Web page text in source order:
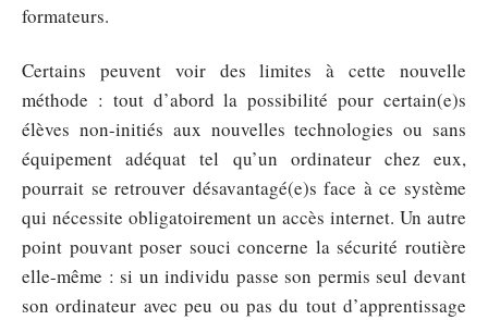
formateurs.
Certains peuvent voir des limites à cette nouvelle
méthode : tout d’abord la possibilité pour certain(e)s
élèves non-initiés aux nouvelles technologies ou sans
équipement adéquat tel qu’un ordinateur chez eux,
pourrait se retrouver désavantagé(e)s face à ce système
qui nécessite obligatoirement un accès internet. Un autre
point pouvant poser souci concerne la sécurité routière
elle-même : si un individu passe son permis seul devant
son ordinateur avec peu ou pas du tout d’apprentissage